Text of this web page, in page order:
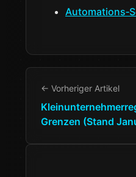
← Vorheriger Artikel
Grenzen (Stand